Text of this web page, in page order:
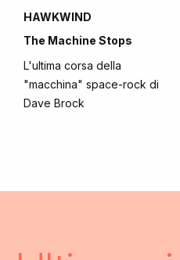
HAWKWIND
The Machine Stops
L'ultima corsa della
"macchina" space-rock di
Dave Brock